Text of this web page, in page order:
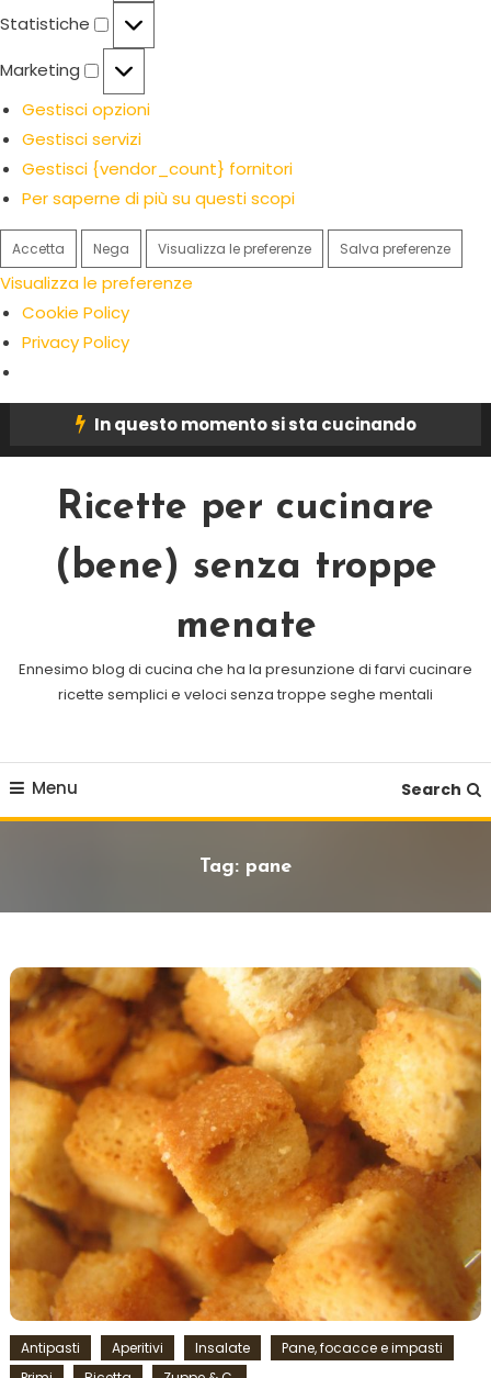
Statistiche Statistiche
Marketing Marketing
Gestisci opzioni
Gestisci servizi
Gestisci {vendor_count} fornitori
Per saperne di più su questi scopi
Accetta Nega Visualizza le preferenze Salva preferenze
Visualizza le preferenze
Cookie Policy
Privacy Policy
In questo momento si sta cucinando
Ricette per cucinare
(bene) senza troppe
menate
Ennesimo blog di cucina che ha la presunzione di farvi cucinare
ricette semplici e veloci senza troppe seghe mentali
Menu Search
Tag: pane
Antipasti Aperitivi Insalate
Pane, focacce e impasti